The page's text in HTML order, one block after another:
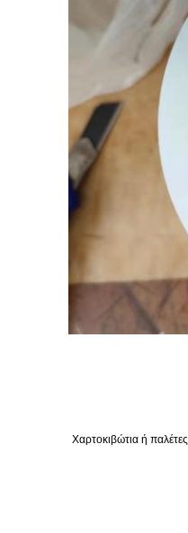
Χαρτοκιβώτια ή παλέτες